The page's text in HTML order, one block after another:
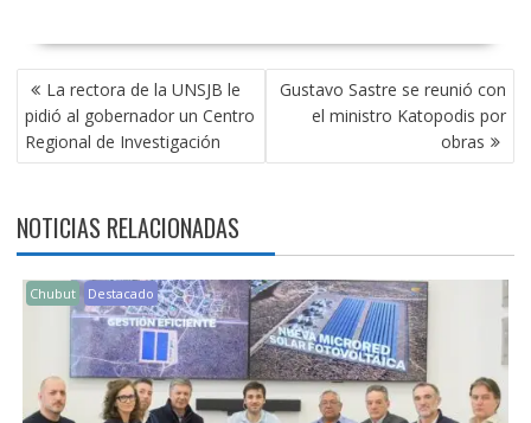
NAVEGACIÓN
DE
ENTRADAS
La rectora de la UNSJB le
pidió al gobernador un Centro
Regional de Investigación
Gustavo Sastre se reunió con
el ministro Katopodis por
obras
NOTICIAS RELACIONADAS
Chubut Destacado